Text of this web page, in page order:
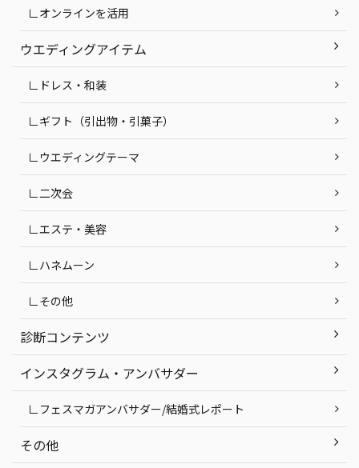
∟オンラインを活用
ウエディングアイテム
∟ドレス・和装
∟ギフト（引出物・引菓子）
∟ウエディングテーマ
∟二次会
∟エステ・美容
∟ハネムーン
∟その他
診断コンテンツ
インスタグラム・アンバサダー
∟フェスマガアンバサダー/結婚式レポート
その他